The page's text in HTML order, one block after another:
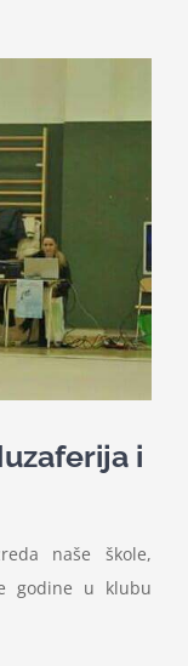
i
naše škole,
godine u klubu